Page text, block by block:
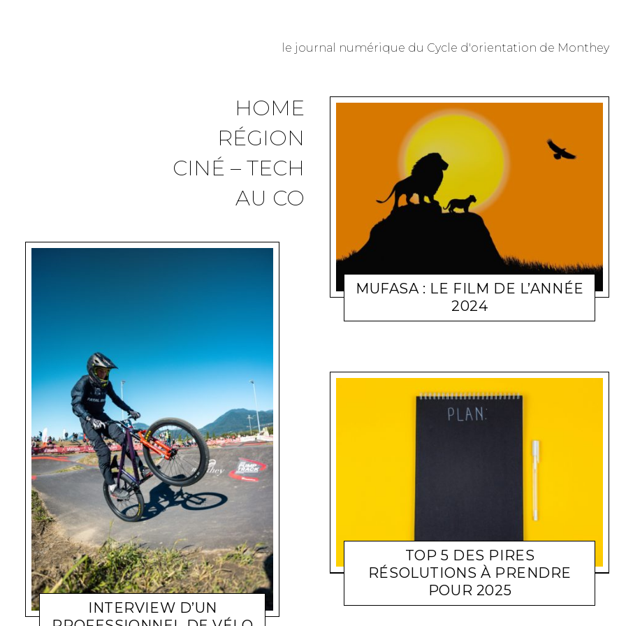
le journal numérique du Cycle d'orientation de Monthey
HOME
RÉGION
CINÉ – TECH
AU CO
INTERVIEW D’UN
MUFASA : LE FILM DE L’ANNÉE
2024
IVANO PRANJES
TOP 5 DES PIRES
RÉSOLUTIONS À PRENDRE
POUR 2025
MATHIS GAY JANVIER 20, 2025